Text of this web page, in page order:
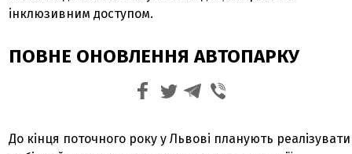
інклюзивним доступом.
ПОВНЕ ОНОВЛЕННЯ АВТОПАРКУ
До кінця поточного року у Львові планують реалізувати